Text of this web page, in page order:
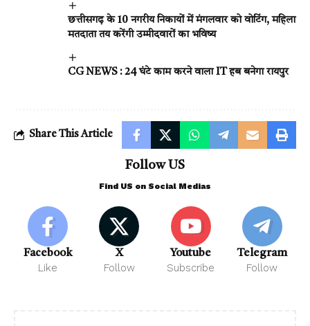
छत्तीसगढ़ के 10 नगरीय निकायों में मंगलवार को वोटिंग, महिला
मतदाता तय करेंगी उम्मीदवारों का भविष्य
CG NEWS : 24 घंटे काम करने वाला IT हब बनेगा रायपुर
Share This Article
Follow US
Find US on Social Medias
Facebook
Like
X
Follow
Youtube
Subscribe
Telegram
Follow